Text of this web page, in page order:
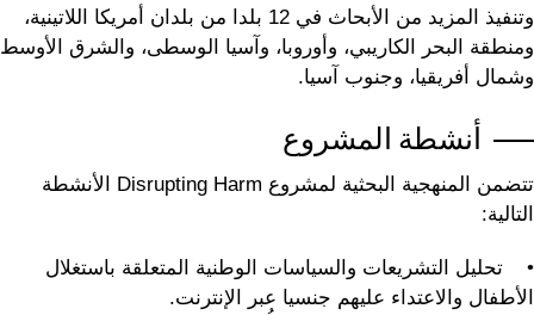
وتنفيذ المزيد من الأبحاث في 12 بلدا من بلدان أمريكا اللاتينية،
ومنطقة البحر الكاريبي، وأوروبا، وآسيا الوسطى، والشرق الأوسط
وشمال أفريقيا، وجنوب آسيا.
أنشطة المشروع
تتضمن المنهجية البحثية لمشروع Disrupting Harm الأنشطة
التالية:
• تحليل التشريعات والسياسات الوطنية المتعلقة باستغلال
الأطفال والاعتداء عليهم جنسيا عبر الإنترنت.